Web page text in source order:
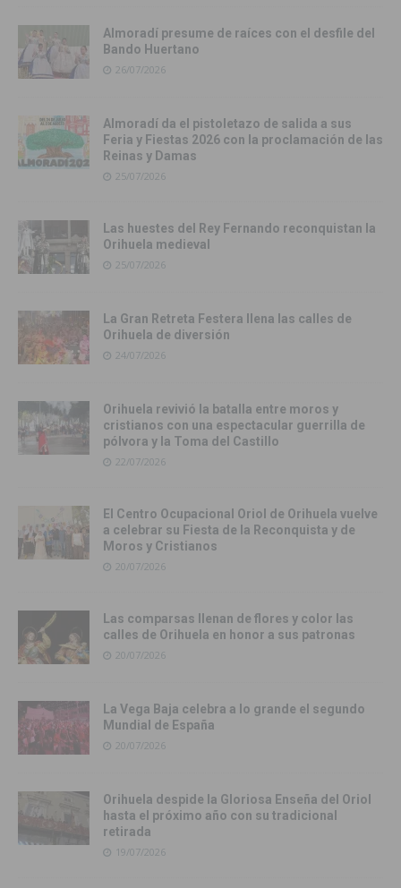
Almoradí presume de raíces con el desfile del
Bando Huertano
26/07/2026
Almoradí da el pistoletazo de salida a sus
Feria y Fiestas 2026 con la proclamación de las
Reinas y Damas
25/07/2026
Las huestes del Rey Fernando reconquistan la
Orihuela medieval
25/07/2026
La Gran Retreta Festera llena las calles de
Orihuela de diversión
24/07/2026
Orihuela revivió la batalla entre moros y
cristianos con una espectacular guerrilla de
pólvora y la Toma del Castillo
22/07/2026
El Centro Ocupacional Oriol de Orihuela vuelve
a celebrar su Fiesta de la Reconquista y de
Moros y Cristianos
20/07/2026
Las comparsas llenan de flores y color las
calles de Orihuela en honor a sus patronas
20/07/2026
La Vega Baja celebra a lo grande el segundo
Mundial de España
20/07/2026
Orihuela despide la Gloriosa Enseña del Oriol
hasta el próximo año con su tradicional
retirada
19/07/2026